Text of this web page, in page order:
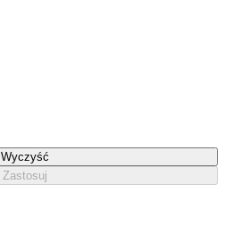
Wyczyść
Zastosuj